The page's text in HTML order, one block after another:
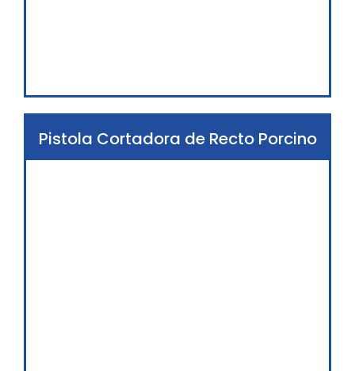
Pistola Cortadora de Recto Porcino